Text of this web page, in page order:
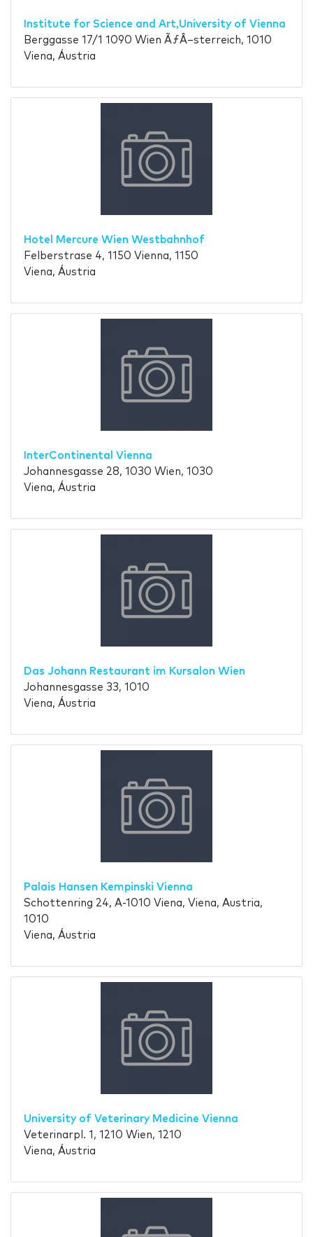
Institute for Science and Art,University of Vienna
Berggasse 17/1 1090 Wien ÃƒÂ–sterreich, 1010
Viena, Áustria
Hotel Mercure Wien Westbahnhof
Felberstrase 4, 1150 Vienna, 1150
Viena, Áustria
InterContinental Vienna
Johannesgasse 28, 1030 Wien, 1030
Viena, Áustria
Das Johann Restaurant im Kursalon Wien
Johannesgasse 33, 1010
Viena, Áustria
Palais Hansen Kempinski Vienna
Schottenring 24, A-1010 Viena, Viena, Austria,
1010
Viena, Áustria
University of Veterinary Medicine Vienna
Veterinarpl. 1, 1210 Wien, 1210
Viena, Áustria